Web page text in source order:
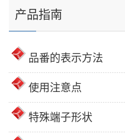
产品指南
品番的表示方法
使用注意点
特殊端子形状